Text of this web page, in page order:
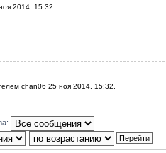
2014, 15:32
chan06 25 ноя 2014, 15:32.